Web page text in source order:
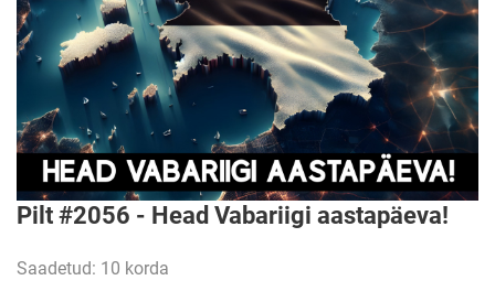
Pilt #2056 - Head Vabariigi aastapäeva!
Saadetud: 10 korda